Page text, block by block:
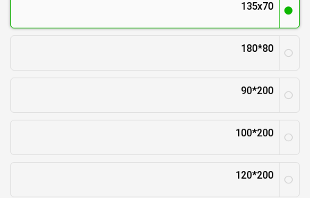
135x70
80*180
200*90
200*100
200*120